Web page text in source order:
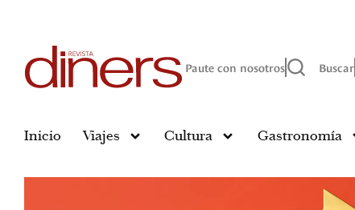
Paute con nosotros Buscar
Inicio Viajes Cultura Gastronomía